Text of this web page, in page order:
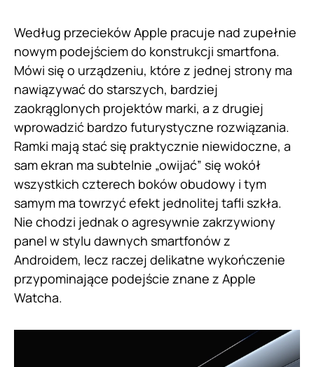
Według przecieków Apple pracuje nad zupełnie
nowym podejściem do konstrukcji smartfona.
Mówi się o urządzeniu, które z jednej strony ma
nawiązywać do starszych, bardziej
zaokrąglonych projektów marki, a z drugiej
wprowadzić bardzo futurystyczne rozwiązania.
Ramki mają stać się praktycznie niewidoczne, a
sam ekran ma subtelnie „owijać” się wokół
wszystkich czterech boków obudowy i tym
samym ma towrzyć efekt jednolitej tafli szkła.
Nie chodzi jednak o agresywnie zakrzywiony
panel w stylu dawnych smartfonów z
Androidem, lecz raczej delikatne wykończenie
przypominające podejście znane z Apple
Watcha.